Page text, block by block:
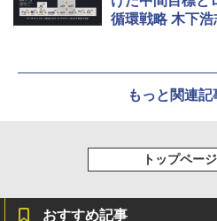
循環戦略 木下
もっと関連記
トップペー
おすすめ記事